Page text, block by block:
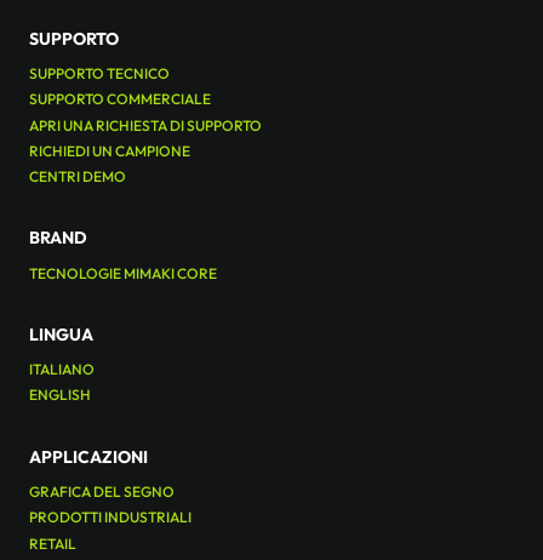
SUPPORTO
SUPPORTO TECNICO
SUPPORTO COMMERCIALE
APRI UNA RICHIESTA DI SUPPORTO
RICHIEDI UN CAMPIONE
CENTRI DEMO
BRAND
TECNOLOGIE MIMAKI CORE
LINGUA
ITALIANO
ENGLISH
APPLICAZIONI
GRAFICA DEL SEGNO
PRODOTTI INDUSTRIALI
RETAIL